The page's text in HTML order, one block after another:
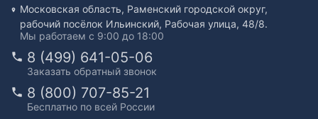
Московская область, Раменский городской округ,
рабочий посёлок Ильинский, Рабочая улица, 48/8.
Мы работаем с 9:00 до 18:00
8 (499) 641-05-06
Заказать обратный звонок
8 (800) 707-85-21
Бесплатно по всей России